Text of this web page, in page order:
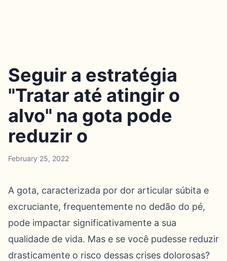
Seguir a estratégia
"Tratar até atingir o
alvo" na gota pode
reduzir o
February 25, 2022
A gota, caracterizada por dor articular súbita e
excruciante, frequentemente no dedão do pé,
pode impactar significativamente a sua
qualidade de vida. Mas e se você pudesse reduzir
drasticamente o risco dessas crises dolorosas?